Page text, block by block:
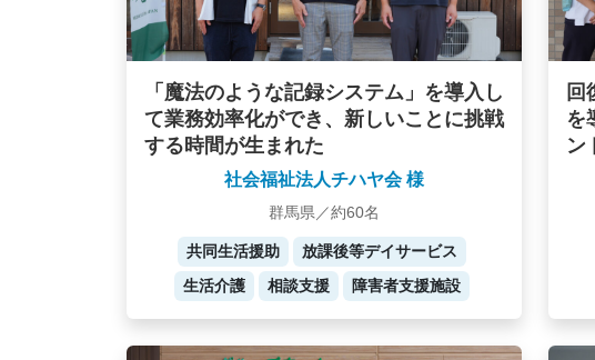
「魔法のような記録システム」を導入し
て業務効率化ができ、新しいことに挑戦
する時間が生まれた
社会福祉法人チハヤ会 様
群馬県／約60名
共同生活援助
放課後等デイサービス
生活介護
相談支援 障害者支援施設
回
を
ン